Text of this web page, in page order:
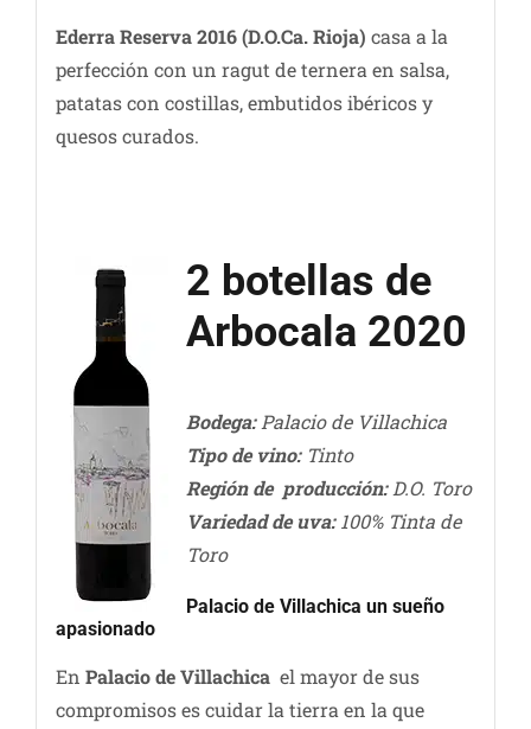
Ederra Reserva 2016 (D.O.Ca. Rioja) casa a la
perfección con un ragut de ternera en salsa,
patatas con costillas, embutidos ibéricos y
quesos curados.
2 botellas de
Arbocala 2020
Bodega:Palacio de Villachica
Tipo de vino:Tinto
Región de producción:D.O. Toro
Variedad de uva:100% Tinta de
Toro
Palacio de Villachica un sueño
apasionado
En Palacio de Villachicael mayor de sus
compromisos es cuidar la tierra en la que